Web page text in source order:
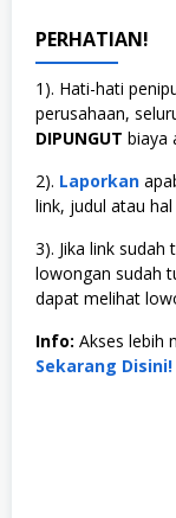
PERHATIAN!
1). Hati-hati
perusahaan,
DIPUNGUT biaya
2). Laporkan
link, judul atau hal
3). Jika link sudah
lowongan sudah
dapat melihat
Info: Akses lebih
Sekarang Disini!